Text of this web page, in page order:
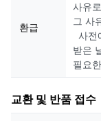
환급
사유
그 사
사전
받은
필요
교환 및 반품 접수